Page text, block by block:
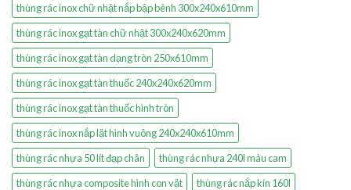
thùng rác inox chữ nhật nắp bập bênh 300x240x610mm
thùng rác inox gạt tàn chữ nhật 300x240x620mm
thùng rác inox gạt tàn dạng tròn 250x610mm
thùng rác inox gạt tàn thuốc 240x240x620mm
thùng rác inox gạt tàn thuốc hình tròn
thùng rác inox nắp lật hình vuông 240x240x610mm
thùng rác nhựa 50 lít đạp chân
thùng rác nhựa 240l màu cam
thùng rác nhựa composite hình con vật
thùng rác nắp kín 160l